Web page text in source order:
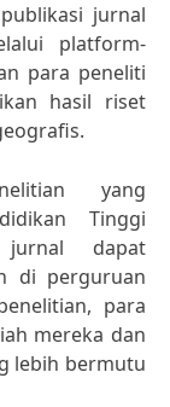
jurnal
platform-
para peneliti
hasil riset
yang
Tinggi
jurnal dapat
di perguruan
para
mereka dan
lebih bermutu